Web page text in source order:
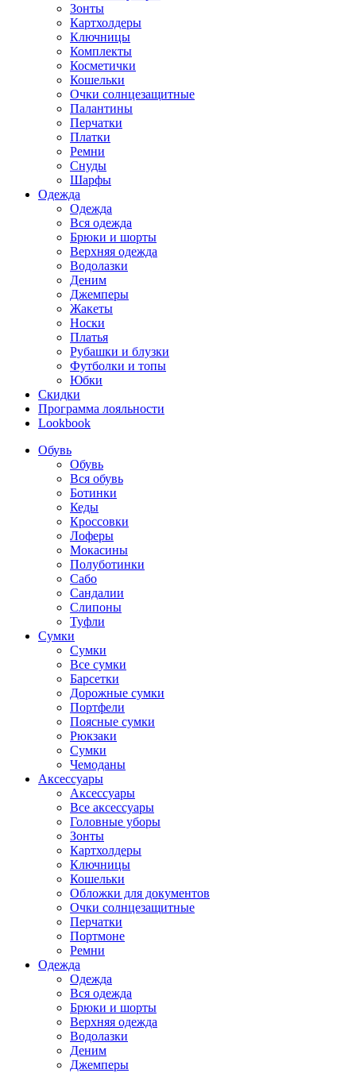
Зонты
Картхолдеры
Ключницы
Комплекты
Косметички
Кошельки
Очки солнцезащитные
Палантины
Перчатки
Платки
Ремни
Снуды
Шарфы
Одежда
Одежда
Вся одежда
Брюки и шорты
Верхняя одежда
Водолазки
Деним
Джемперы
Жакеты
Носки
Платья
Рубашки и блузки
Футболки и топы
Юбки
Скидки
Программа лояльности
Lookbook
Обувь
Обувь
Вся обувь
Ботинки
Кеды
Кроссовки
Лоферы
Мокасины
Полуботинки
Сабо
Сандалии
Слипоны
Туфли
Сумки
Сумки
Все сумки
Барсетки
Дорожные сумки
Портфели
Поясные сумки
Рюкзаки
Сумки
Чемоданы
Аксессуары
Аксессуары
Все аксессуары
Головные уборы
Зонты
Картхолдеры
Ключницы
Кошельки
Обложки для документов
Очки солнцезащитные
Перчатки
Портмоне
Ремни
Одежда
Одежда
Вся одежда
Брюки и шорты
Верхняя одежда
Водолазки
Деним
Джемперы